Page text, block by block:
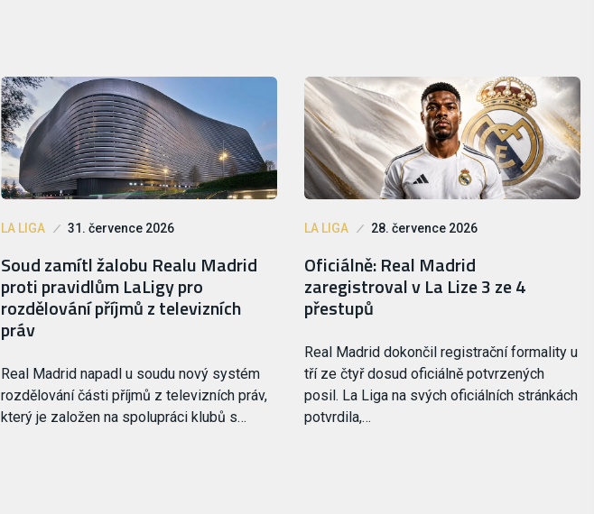
LA LIGA 31. července 2026
Soud zamítl žalobu Realu Madrid
proti pravidlům LaLigy pro
rozdělování příjmů z televizních
práv
Real Madrid napadl u soudu nový systém
rozdělování části příjmů z televizních práv,
který je založen na spolupráci klubů s…
LA LIGA 28. července 2026
Oficiálně: Real Madrid
zaregistroval v La Lize 3 ze 4
přestupů
Real Madrid dokončil registrační formality u
tří ze čtyř dosud oficiálně potvrzených
posil. La Liga na svých oficiálních stránkách
potvrdila,…